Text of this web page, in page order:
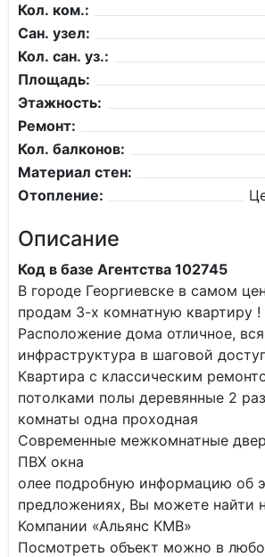
Кол. ком.:
Сан. узел:
Кол. сан. уз.:
Площадь:
Этажность:
Ремонт:
Кол. балконов:
Материал стен:
Отопление:
Описание
Код в базе Агентства 102745
В городе Георгиевске в самом
продам 3-х комнатную квартиру !
Расположение дома отличное, вся
инфраструктура в шаговой
Квартира с классическим
потолками полы деревянные 2
комнаты одна проходная
Современные межкомнатные
ПВХ окна
олее подробную информацию об
предложениях, Вы можете найти
Компании «Альянс КМВ»
Посмотреть объект можно в